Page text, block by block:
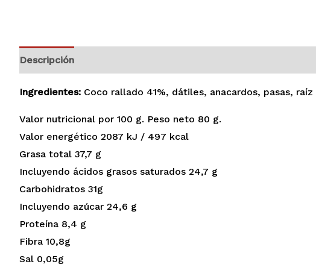
Descripción
Ingredientes: Coco rallado 41%, dátiles, anacardos, pasas,
Valor nutricional por 100 g. Peso neto 80 g.
Valor energético 2087 kJ / 497 kcal
Grasa total 37,7 g
Incluyendo ácidos grasos saturados 24,7 g
Carbohidratos 31g
Incluyendo azúcar 24,6 g
Proteína 8,4 g
Fibra 10,8g
Sal 0,05g